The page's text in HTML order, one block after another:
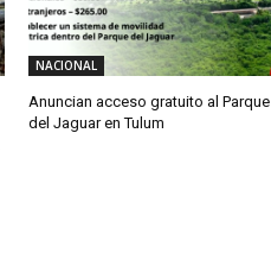
NACIONAL
Anuncian acceso gratuito al Parque
del Jaguar en Tulum